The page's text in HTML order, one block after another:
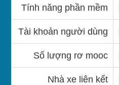
Tính năng phần mềm
Tài khoản người dùng
Số lượng rơ mooc
Nhà xe liên kết